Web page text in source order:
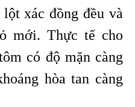
xác đồng đều và
mới. Thực tế cho
có độ mặn càng
hòa tan càng